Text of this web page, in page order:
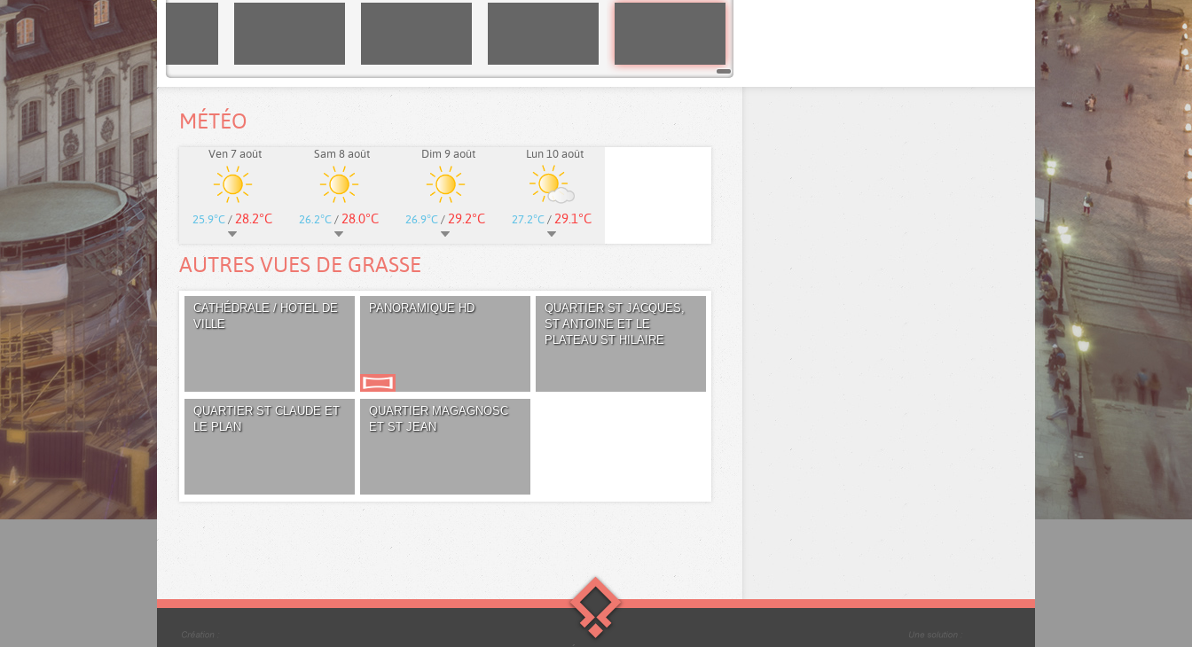
MÉTÉO
Ven 7 août
25.9°C / 28.2°C
Sam 8 août
26.2°C / 28.0°C
Dim 9 août
26.9°C / 29.2°C
Lun 10 août
27.2°C / 29.1°C
AUTRES VUES DE GRASSE
CATHÉDRALE / HOTEL DE
VILLE
PANORAMIQUE HD
QUARTIER ST JACQUES,
ST ANTOINE ET LE
PLATEAU ST HILAIRE
QUARTIER ST CLAUDE ET
LE PLAN
QUARTIER MAGAGNOSC
ET ST JEAN